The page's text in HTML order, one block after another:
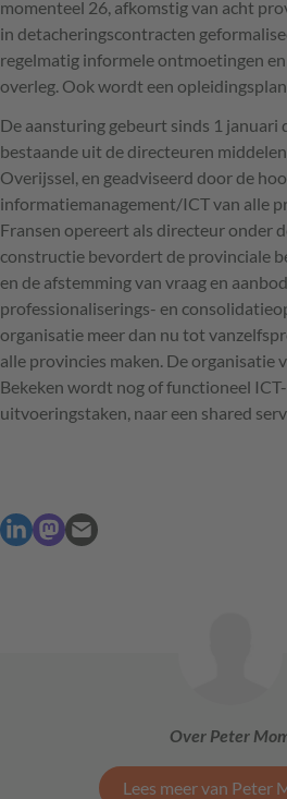
momenteel 26, afkomstig van acht
in detacheringscontracten
regelmatig informele ontmoetingen
overleg. Ook wordt een
De aansturing gebeurt sinds 1 januari
bestaande uit de directeuren
Overijssel, en geadviseerd door de
informatiemanagement/ICT van alle
Fransen opereert als directeur onder
constructie bevordert de provinciale
en de afstemming van vraag en
professionaliserings- en
organisatie meer dan nu tot
alle provincies maken. De organisatie
Bekeken wordt nog of functioneel ICT
uitvoeringstaken, naar een shared
Over Peter
Lees meer van Peter